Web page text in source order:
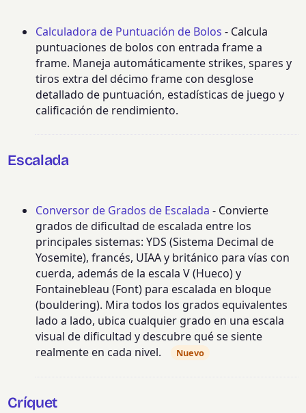
Calculadora de Puntuación de Bolos - Calcula
puntuaciones de bolos con entrada frame a
frame. Maneja automáticamente strikes, spares y
tiros extra del décimo frame con desglose
detallado de puntuación, estadísticas de juego y
calificación de rendimiento.
Escalada
Conversor de Grados de Escalada - Convierte
grados de dificultad de escalada entre los
principales sistemas: YDS (Sistema Decimal de
Yosemite), francés, UIAA y británico para vías con
cuerda, además de la escala V (Hueco) y
Fontainebleau (Font) para escalada en bloque
(bouldering). Mira todos los grados equivalentes
lado a lado, ubica cualquier grado en una escala
visual de dificultad y descubre qué se siente
realmente en cada nivel.
Nuevo
Críquet